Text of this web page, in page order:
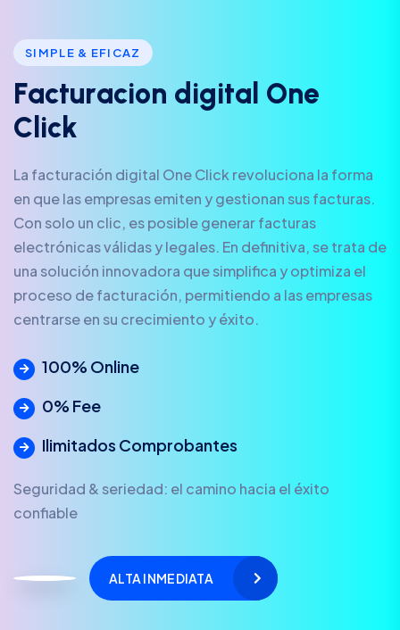
SIMPLE & EFICAZ
Facturacion d igita One
C ick
La facturación digital One Click revoluciona la forma
en que las empresas emiten y gestionan sus facturas.
Con solo un clic, es posible generar facturas
electrónicas válidas y legales. En definitiva, se trata de
una solución innovadora que simplifica y optimiza el
proceso de facturación, permitiendo a las empresas
centrarse en su crecimiento y éxito.
100% Online
0% Fee
Ilimitados Comprobantes
Seguridad & seriedad: el camino hacia el éxito
confiable
ALTA INMEDIATA